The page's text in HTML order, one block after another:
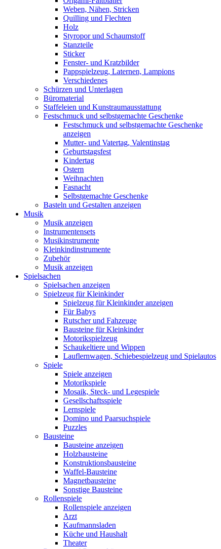
Weben, Nähen, Stricken
Quilling und Flechten
Holz
Styropor und Schaumstoff
Stanzteile
Sticker
Fenster- und Kratzbilder
Pappspielzeug, Laternen, Lampions
Verschiedenes
Schürzen und Unterlagen
Büromaterial
Staffeleien und Kunstraumausstattung
Festschmuck und selbstgemachte Geschenke
Festschmuck und selbstgemachte Geschenke
anzeigen
Mutter- und Vatertag, Valentinstag
Geburtstagsfest
Kindertag
Ostern
Weihnachten
Fasnacht
Selbstgemachte Geschenke
Basteln und Gestalten anzeigen
Musik
Musik anzeigen
Instrumentensets
Musikinstrumente
Kleinkindinstrumente
Zubehör
Musik anzeigen
Spielsachen
Spielsachen anzeigen
Spielzeug für Kleinkinder
Spielzeug für Kleinkinder anzeigen
Für Babys
Rutscher und Fahzeuge
Bausteine für Kleinkinder
Motorikspielzeug
Schaukeltiere und Wippen
Lauflernwagen, Schiebespielzeug und Spielautos
Spiele
Spiele anzeigen
Motorikspiele
Mosaik, Steck- und Legespiele
Gesellschaftsspiele
Lernspiele
Domino und Paarsuchspiele
Puzzles
Bausteine
Bausteine anzeigen
Holzbausteine
Konstruktionsbausteine
Waffel-Bausteine
Magnetbausteine
Sonstige Bausteine
Rollenspiele
Rollenspiele anzeigen
Arzt
Kaufmannsladen
Küche und Haushalt
Theater